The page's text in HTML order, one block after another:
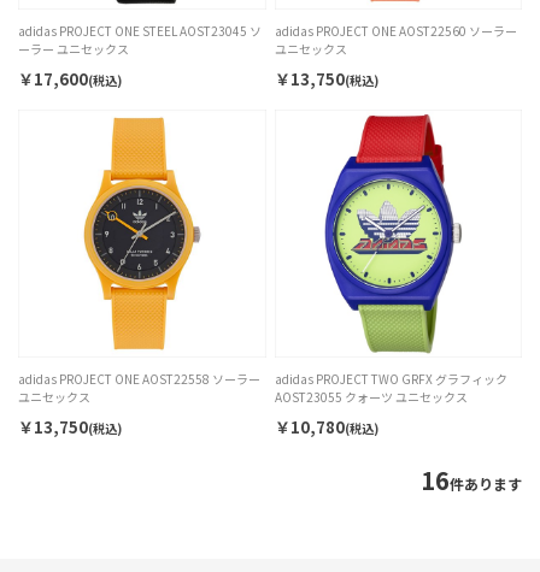
adidas PROJECT ONE STEEL AOST23045 ソ
ーラー ユニセックス
￥17,600(税込)
adidas PROJECT ONE AOST22560 ソーラー
ユニセックス
￥13,750(税込)
adidas PROJECT ONE AOST22558 ソーラー
ユニセックス
￥13,750(税込)
adidas PROJECT TWO GRFX グラフィック
AOST23055 クォーツ ユニセックス
￥10,780(税込)
16件あります